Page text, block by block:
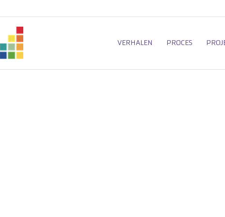
VERHALEN PROCES